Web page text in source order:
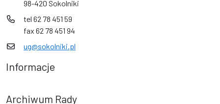
98-420 Sokolniki
tel 62 78 451 59
fax 62 78 451 94
ug@sokolniki.pl
Informacje
Archiwum Rady